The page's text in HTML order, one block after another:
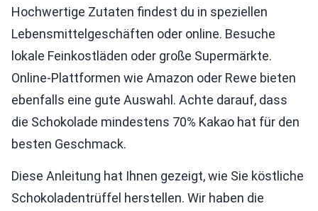
Hochwertige Zutaten findest du in speziellen
Lebensmittelgeschäften oder online. Besuche
lokale Feinkostläden oder große Supermärkte.
Online-Plattformen wie Amazon oder Rewe bieten
ebenfalls eine gute Auswahl. Achte darauf, dass
die Schokolade mindestens 70% Kakao hat für den
besten Geschmack.
Diese Anleitung hat Ihnen gezeigt, wie Sie köstliche
Schokoladentrüffel herstellen. Wir haben die